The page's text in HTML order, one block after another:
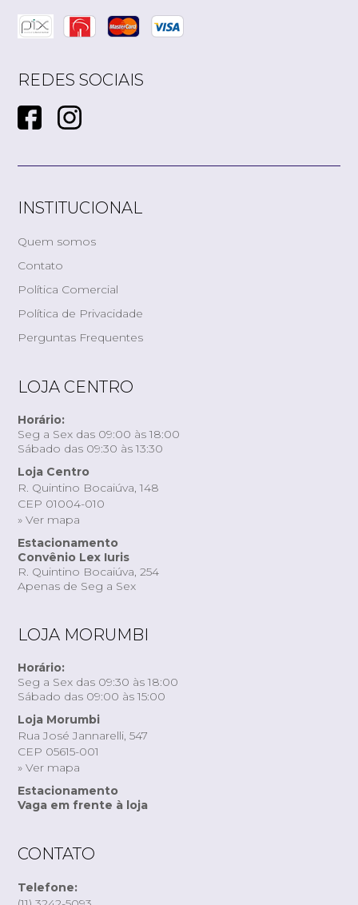
REDES SOCIAIS
INSTITUCIONAL
Quem somos
Contato
Política Comercial
Política de Privacidade
Perguntas Frequentes
LOJA CENTRO
Horário:
Seg a Sex das 09:00 às 18:00
Sábado das 09:30 às 13:30
Loja Centro
R. Quintino Bocaiúva, 148
CEP 01004-010
» Ver mapa
Estacionamento
Convênio Lex Iuris
R. Quintino Bocaiúva, 254
Apenas de Seg a Sex
LOJA MORUMBI
Horário:
Seg a Sex das 09:30 às 18:00
Sábado das 09:00 às 15:00
Loja Morumbi
Rua José Jannarelli, 547
CEP 05615-001
» Ver mapa
Estacionamento
Vaga em frente à loja
CONTATO
Telefone: